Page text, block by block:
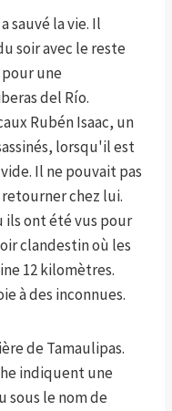
sauvé la vie. Il
soir avec le reste
une
del Río.
Rubén Isaac, un
lorsqu'il est
Il ne pouvait pas
chez lui.
ils ont été vus pour
clandestin où les
12 kilomètres.
à des inconnues.
de Tamaulipas.
indiquent une
sous le nom de